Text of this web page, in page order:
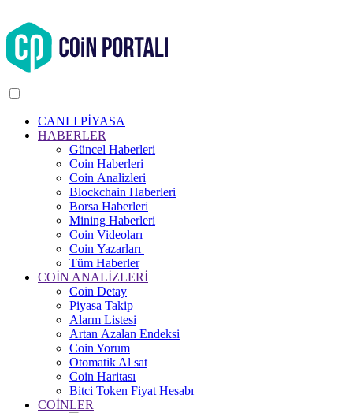
CANLI PİYASA
HABERLER
Güncel Haberleri
Coin Haberleri
Coin Analizleri
Blockchain Haberleri
Borsa Haberleri
Mining Haberleri
Coin Videoları
Coin Yazarları
Tüm Haberler
COİN ANALİZLERİ
Coin Detay
Piyasa Takip
Alarm Listesi
Artan Azalan Endeksi
Coin Yorum
Otomatik Al sat
Coin Haritası
Bitci Token Fiyat Hesabı
COİNLER